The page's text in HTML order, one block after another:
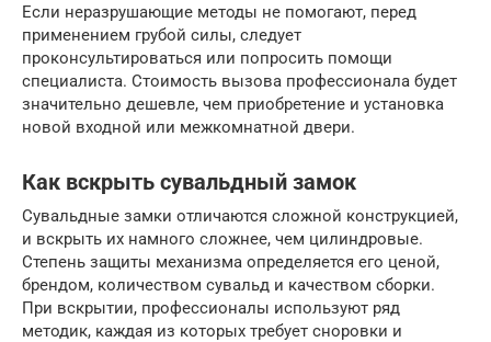
Если неразрушающие методы не помогают, перед
применением грубой силы, следует
проконсультироваться или попросить помощи
специалиста. Стоимость вызова профессионала будет
значительно дешевле, чем приобретение и установка
новой входной или межкомнатной двери.
Как вскрыть сувальдный замок
Сувальдные замки отличаются сложной конструкцией,
и вскрыть их намного сложнее, чем цилиндровые.
Степень защиты механизма определяется его ценой,
брендом, количеством сувальд и качеством сборки.
При вскрытии, профессионалы используют ряд
методик, каждая из которых требует сноровки и